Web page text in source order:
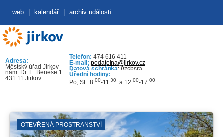
web kalendář archiv událostí
Adresa:
Městský úřad Jirkov
nám. Dr. E. Beneše 1
431 11 Jirkov
Telefon: 474 616 411
E-mail: podatelna@jirkov.cz
Datová schránka: 9zcbsra
Úřední hodiny:
Po, St: 8 00-11 00 a 12 00-17 00
OTEVŘENÁ PROSTRANSTVÍ